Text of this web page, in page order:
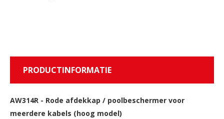
PRODUCTINFORMATIE
AW314R - Rode afdekkap / poolbeschermer voor
meerdere kabels (hoog model)